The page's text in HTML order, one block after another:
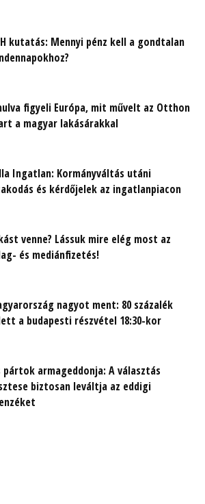
kutatás: Mennyi pénz kell a gondtalan
figyeli Európa, mit művelt az Otthon
a magyar lakásárakkal
Ingatlan: Kormányváltás utáni
és kérdőjelek az ingatlanpiacon
venne? Lássuk mire elég most az
és mediánfizetés!
nagyot ment: 80 százalék
a budapesti részvétel 18:30-kor
pártok armageddonja: A választás
biztosan leváltja az eddigi